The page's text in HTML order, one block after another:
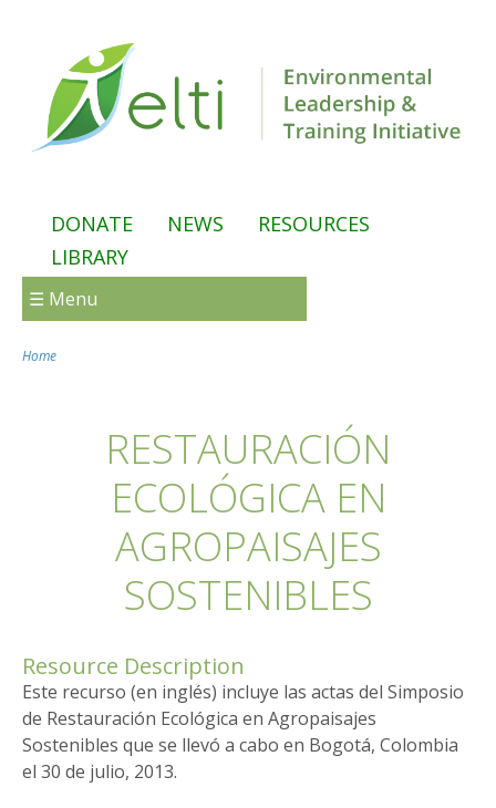
DONATE NEWS
RESOURCES
LIBRARY
☰ Menu
Home
RESTAURACIÓN
ECOLÓGICA EN
AGROPAISAJES
SOSTENIBLES
Resource Description
Este recurso (en inglés) incluye las actas del Simposio
de Restauración Ecológica en Agropaisajes
Sostenibles que se llevó a cabo en Bogotá, Colombia
el 30 de julio, 2013.